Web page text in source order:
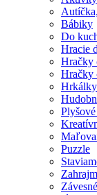
Bábiky
Do
Hracie
Hračky
Hračky
Hrkálky
Puzzle